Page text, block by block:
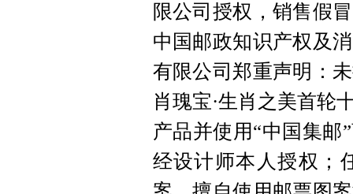
限公司授权，销售假
中国邮政知识产权及
有限公司郑重声明：
肖瑰宝·生肖之美首轮
产品并使用“中国集邮
经设计师本人授权；